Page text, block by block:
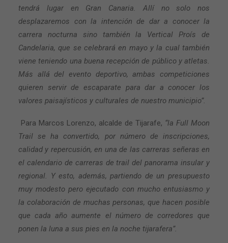
tendrá lugar en Gran Canaria. Allí no solo nos
desplazaremos con la intención de dar a conocer la
carrera nocturna sino también la Vertical Proís de
Candelaria, que se celebrará en mayo y la cual también
viene teniendo una buena recepción de público y atletas.
Más allá del evento deportivo, ambas competiciones
quieren servir de escaparate para dar a conocer los
valores paisajísticos y culturales de nuestro municipio”.
Para Marcos Lorenzo, alcalde de Tijarafe, “la Full Moon
Trail se ha convertido, por número de inscripciones,
calidad y repercusión, en una de las carreras señeras en
el calendario de carreras de trail del panorama insular y
regional. Y esto, además, partiendo de un presupuesto
muy modesto pero ejecutado con mucho entusiasmo y
la colaboración de muchas personas, que hacen posible
que cada año aumente el número de corredores que
ponen la luna a sus pies en la noche tijarafera”.